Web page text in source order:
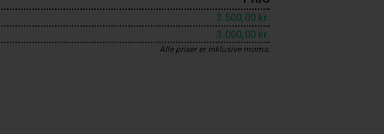
3.500,00 kr.
3.000,00 kr.
Alle priser er inklusive moms.